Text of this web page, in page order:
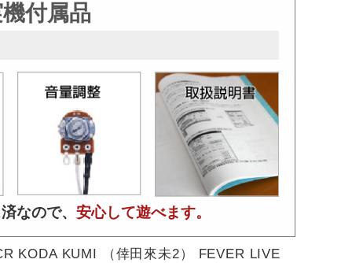
付属品
なので、 安心して遊べます。
KODA KUMI （倖田來未2） FEVER LIVE